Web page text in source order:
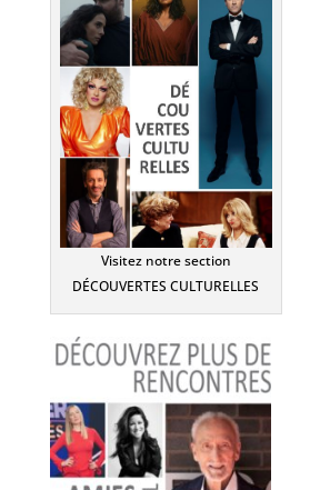
Visitez notre section
DÉCOUVERTES CULTURELLES